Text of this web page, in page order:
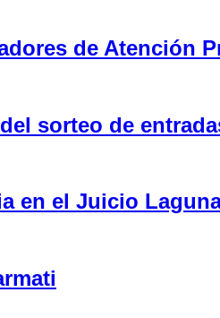
de Atención
sorteo de
en el Juicio